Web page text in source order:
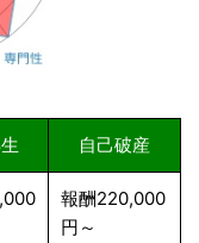
自己破産
報酬220,000
円～